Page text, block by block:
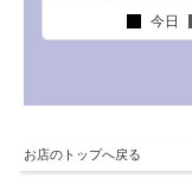
お店のトップへ戻る